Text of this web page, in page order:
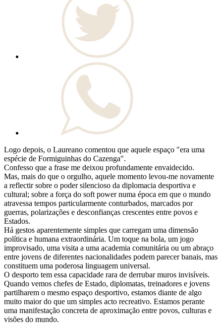
Logo depois, o Laureano comentou que aquele espaço "era uma
espécie de Formiguinhas do Cazenga".
Confesso que a frase me deixou profundamente envaidecido.
Mas, mais do que o orgulho, aquele momento levou-me novamente
a reflectir sobre o poder silencioso da diplomacia desportiva e
cultural; sobre a força do soft power numa época em que o mundo
atravessa tempos particularmente conturbados, marcados por
guerras, polarizações e desconfianças crescentes entre povos e
Estados.
Há gestos aparentemente simples que carregam uma dimensão
política e humana extraordinária. Um toque na bola, um jogo
improvisado, uma visita a uma academia comunitária ou um abraço
entre jovens de diferentes nacionalidades podem parecer banais, mas
constituem uma poderosa linguagem universal.
O desporto tem essa capacidade rara de derrubar muros invisíveis.
Quando vemos chefes de Estado, diplomatas, treinadores e jovens
partilharem o mesmo espaço desportivo, estamos diante de algo
muito maior do que um simples acto recreativo. Estamos perante
uma manifestação concreta de aproximação entre povos, culturas e
visões do mundo.